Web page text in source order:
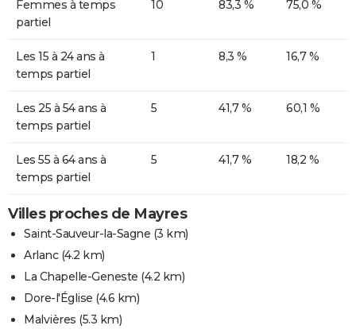
Femmes à temps
partiel
10 83,3 % 75,0 %
Les 15 à 24 ans à
temps partiel
1 8,3 % 16,7 %
Les 25 à 54 ans à
temps partiel
5 41,7 % 60,1 %
Les 55 à 64 ans à
temps partiel
5 41,7 % 18,2 %
Villes proches de Mayres
Saint-Sauveur-la-Sagne (3 km)
Arlanc(4.2 km)
La Chapelle-Geneste (4.2 km)
Dore-l'Église (4.6 km)
Malvières (5.3 km)